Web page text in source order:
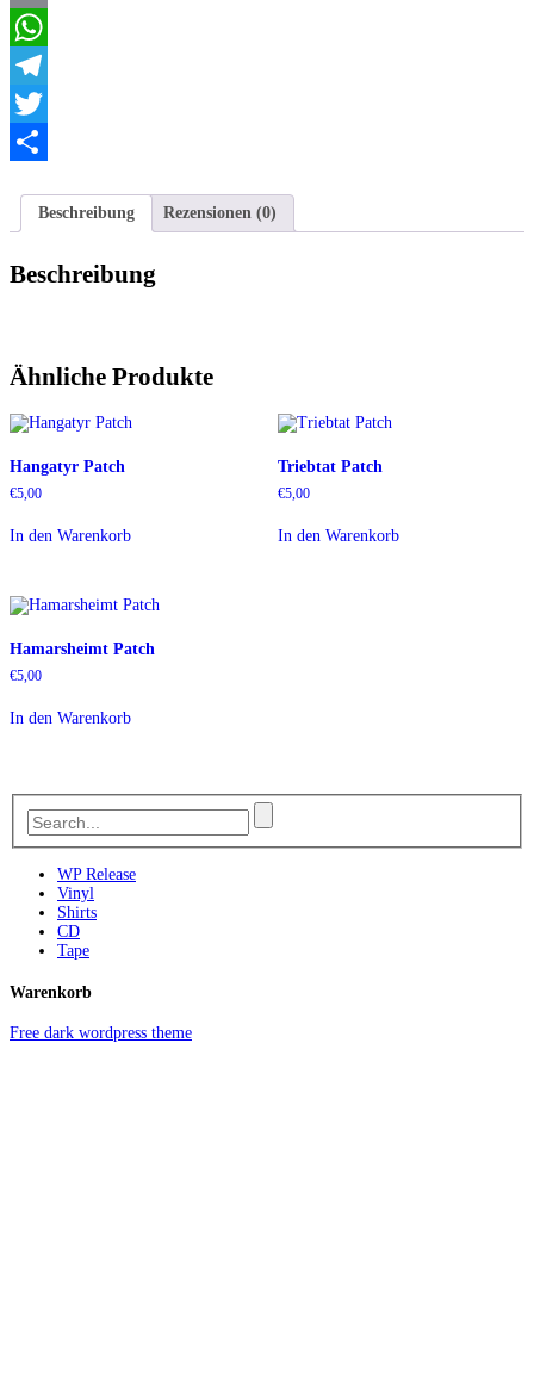
Email
WhatsApp
Telegram
Twitter
Beschreibung
Rezensionen (0)
Beschreibung
Ähnliche Produkte
Hangatyr Patch
€5,00
In den Warenkorb
Triebtat Patch
€5,00
In den Warenkorb
Hamarsheimt Patch
€5,00
In den Warenkorb
WP Release
Vinyl
Shirts
CD
Tape
Warenkorb
Free dark wordpress theme